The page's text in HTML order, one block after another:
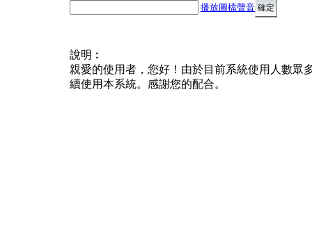
播放圖檔聲音
說明︰
親愛的使用者，您好！由於目前系統使用人數眾
續使用本系統。感謝您的配合。